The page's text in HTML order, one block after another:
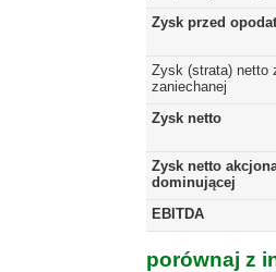
Zysk przed
Zysk (strata) netto
zaniechanej
Zysk netto
Zysk netto
dominującej
EBITDA
porównaj z